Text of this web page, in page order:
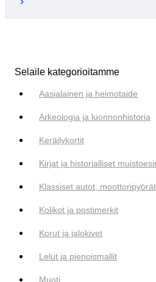
Selaile kategorioitamme
Aasialainen ja heimotaide
Arkeologia ja luonnonhistoria
Keräilykortit
Kirjat ja historialliset
Klassiset autot,
Kolikot ja postimerkit
Korut ja jalokivet
Lelut ja pienoismallit
Muoti